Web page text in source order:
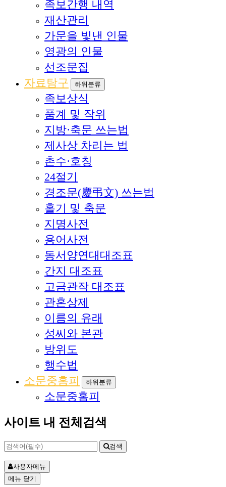
족보간행 내역
재산관리
가문을 빛낸 인물
영광의 인물
선조문집
자료탐구
하위분류
족보상식
품계 및 작위
지방·축문 쓰는법
제사상 차리는 법
촌수·호칭
24절기
경조문(慶弔文) 쓰는법
홀기 및 축문
지명사전
용어사전
동서양연대대조표
간지 대조표
고금관작 대조표
관혼상제
이름의 유래
성씨와 본관
방위도
행수법
소문중홈피
하위분류
소문중홈피
사이트 내 전체검색
검색
사용자메뉴
메뉴 닫기